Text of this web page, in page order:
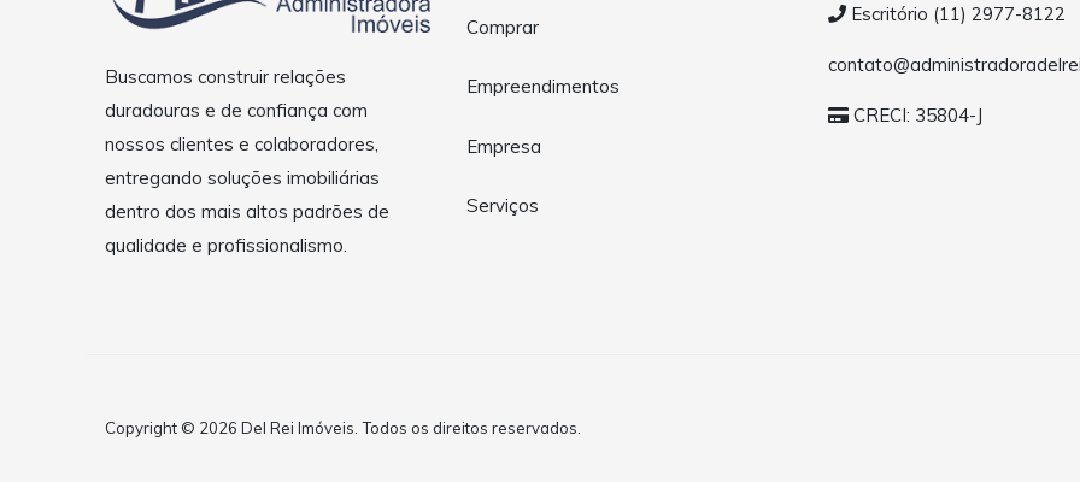
Buscamos construir relações
duradouras e de confiança com
nossos clientes e colaboradores,
entregando soluções imobiliárias
dentro dos mais altos padrões de
qualidade e profissionalismo.
Comprar
Empreendimentos
Empresa
Serviços
Escritório (11) 2977-8122
CRECI: 35804-J
Copyright © 2026 Del Rei Imóveis. Todos os direitos reservados.